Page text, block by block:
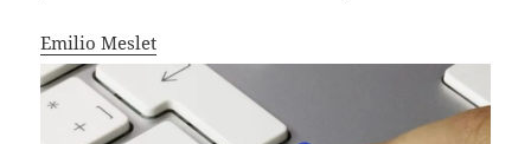
Emilio Meslet